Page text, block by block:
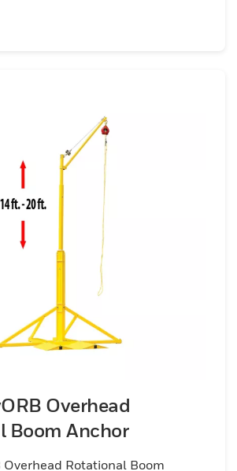
Overhead
Boom Anchor
Overhead Rotational Boom